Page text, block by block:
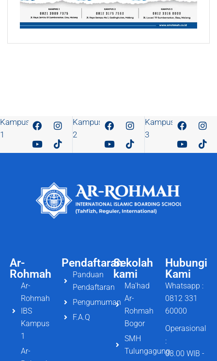
Kampus
1
Kampus
2
Kampus
3
Ar-
Rohmah
Ar-
Rohmah
IBS
Kampus
1
Ar-
Pendaftaran
Panduan
Pendaftaran
Pengumuman
F.A.Q
Hubungi
Kami
Whatsapp :
0812 331
60000
Operasional
:
08.00 WIB -
Sekolah
kami
Ma'had
Ar-
Rohmah
Bogor
SMH
Tulungagung